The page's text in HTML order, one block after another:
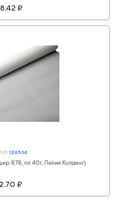
₽
126534
пл.40г, Лилия Холдинг)
₽